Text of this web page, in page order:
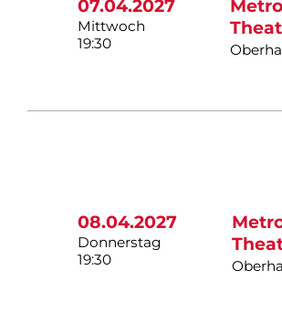
07.04.2027
Mittwoch
19:30
08.04.2027
Donnerstag
19:30